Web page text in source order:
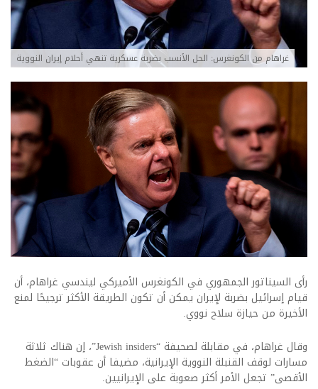
غراهام من الكونغرس: الحل الأنسب بضربة عسكرية تنهي أحلام إيران النووية
رأى السيناتور الجمهوري في الكونغرس الأميركي ليندسي غراهام، أن
قيام إسرائيل بضربة لإيران يمكن أن تكون الطريقة الأكثر ترجيحًا لمنع
الأخيرة من حيازة سلاح نووي.
وقال غراهام، في مقابلة لصحيفة “Jewish insiders”، إن هناك ثلاثة
مسارات لوقف القنبلة النووية الإيرانية، مضيفا أن عقوبات “الضغط
الأقصى” تجعل الأمر أكثر صعوبة على الإيرانيين.